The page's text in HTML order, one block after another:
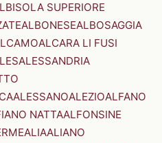
SUPERIORE
ALBONESEALBOSAGGIA
ALCARA LI FUSI
ALESSANDRIA
ALESSANOALEZIOALFANO
NATTAALFONSINE
ALIAALIANO